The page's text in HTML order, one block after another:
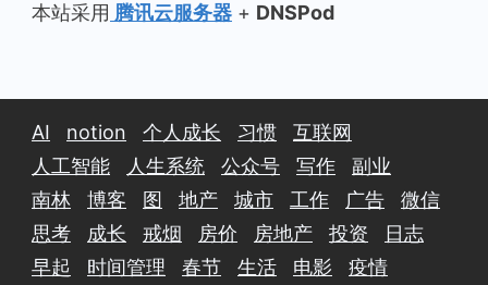
本站采用 腾讯云服务器 + DNSPod
AI notion 个人成长 习惯
互联网
人工智能
人生系统 公众号 写作
副业
南林
博客 图 地产 城市 工作 广告
微信
思考
成长 戒烟 房价 房地产 投资
日志
早起
时间管理 春节 生活 电影 疫情